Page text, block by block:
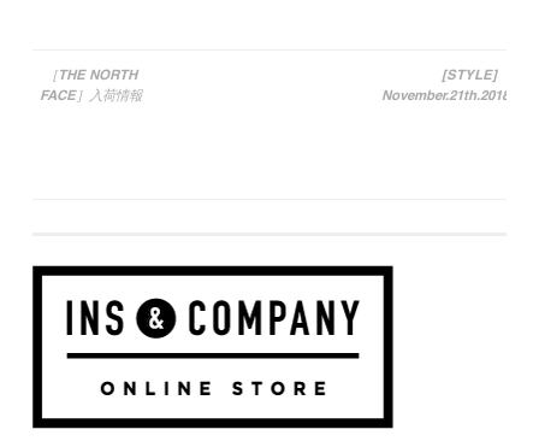
［THE NORTH
FACE］入荷情報
[STYLE]
November.21th.2018